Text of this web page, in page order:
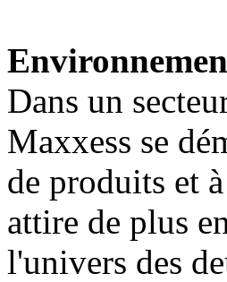
Dans un
Maxxess se
de produits et
attire de plus
l'univers des